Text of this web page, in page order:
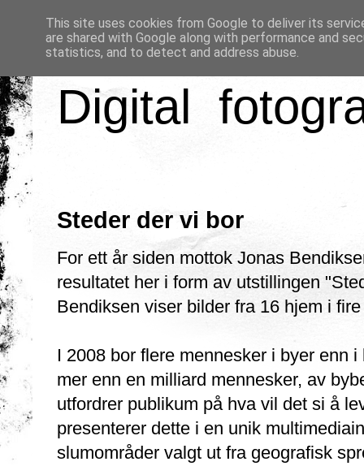
Digital
Steder der vi bor
For ett år siden mottok Jonas
resultatet her i form av utstillingen
Bendiksen viser bilder fra 16 hjem i
I 2008 bor flere mennesker i byer enn
mer enn en milliard mennesker, av
utfordrer publikum på hva vil det si å
presenterer dette i en unik
slumområder valgt ut fra geografisk
This site uses cookies from Google to deliver its
are shared with Google along with performance and
statistics, and to detect and address abuse.